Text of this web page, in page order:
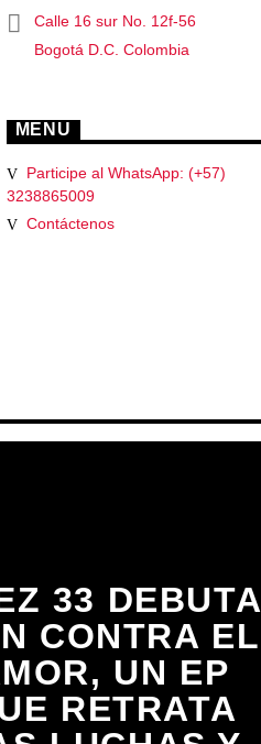
Calle 16 sur No. 12f-56
Bogotá D.C. Colombia
MENU
Participe al WhatsApp: (+57)
3238865009
Contáctenos
33 DEBUTA
CONTRA EL
UN EP
RETRATA